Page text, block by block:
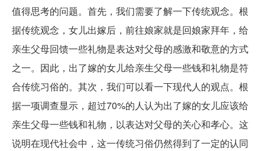
值得思考的问题。首先，我们需要了解一下传统观念。根
据传统观念，女儿出嫁后，前往娘家就是回娘家拜年，给
亲生父母回馈一些礼物是表达对父母的感激和敬意的方式
之一。因此，出了嫁的女儿给亲生父母一些钱和礼物是符
合传统习俗的。其次，我们可以看一下现代人的观点。根
据一项调查显示，超过70%的人认为出了嫁的女儿应该给
亲生父母一些钱和礼物，以表达对父母的关心和孝心。这
说明在现代社会中，这一传统习俗仍然得到了一定的认同